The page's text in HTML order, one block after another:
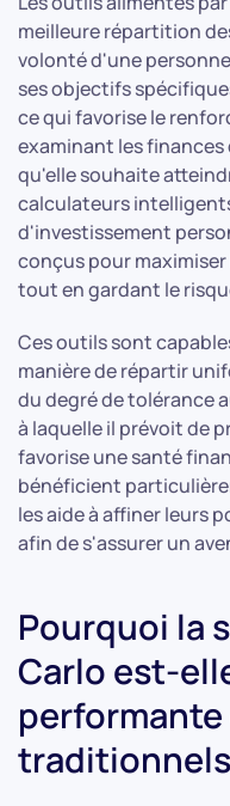
meilleure répartition
volonté d'une
ses objectifs
ce qui favorise le
examinant les
qu'elle souhaite
calculateurs
d'investissement
conçus pour
tout en gardant le
Ces outils sont
manière de répartir
du degré de tolérance
à laquelle il prévoit de
favorise une santé
bénéficient
les aide à affiner leurs
afin de s'assurer un
Pourquoi la
Carlo est-